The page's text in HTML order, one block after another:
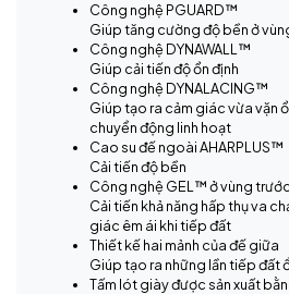
Công nghệ PGUARD™
Giúp tăng cường độ bền ở
Công nghệ DYNAWALL™
Giúp cải tiến độ ổn định
Công nghệ DYNALACING™
Giúp tạo ra cảm giác vừa vặn
chuyển động linh hoạt
Cao su đế ngoài AHARPLUS™
Cải tiến độ bền
Công nghệ GEL™ ở vùng
Cải tiến khả năng hấp thụ va
giác êm ái khi tiếp đất
Thiết kế hai mảnh của đế giữa
Giúp tạo ra những lần tiếp đất
Tấm lót giày được sản xuất